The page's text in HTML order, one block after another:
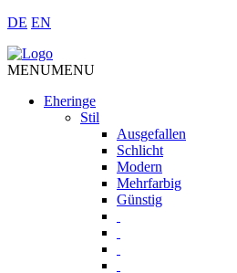
DE EN
MENUMENU
Eheringe
Stil
Ausgefallen
Schlicht
Modern
Mehrfarbig
Günstig